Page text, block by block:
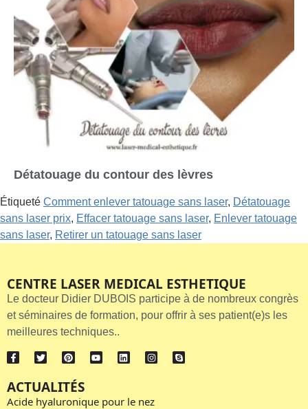
Détatouage du contour des lèvres
Étiqueté Comment enlever tatouage sans laser, Détatouage
sans laser prix, Effacer tatouage sans laser, Enlever tatouage
sans laser, Retirer un tatouage sans laser
CENTRE LASER MEDICAL ESTHETIQUE
Le docteur Didier DUBOIS participe à de nombreux congrès
et séminaires de formation, pour offrir à ses patient(e)s les
meilleures techniques..
ACTUALITÉS
Acide hyaluronique pour le nez